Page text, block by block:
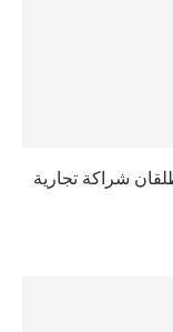
شراكة تجارية